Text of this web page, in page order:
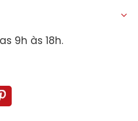
9h às 18h.